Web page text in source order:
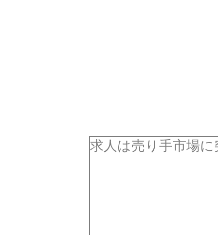
求人は売り手市場